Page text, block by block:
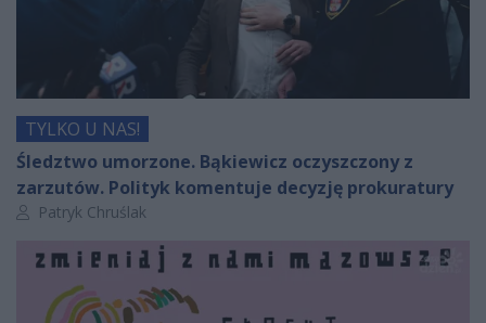
TYLKO U NAS!
Śledztwo umorzone. Bąkiewicz oczyszczony z
zarzutów. Polityk komentuje decyzję prokuratury
Autor artykułu:
Patryk Chruślak